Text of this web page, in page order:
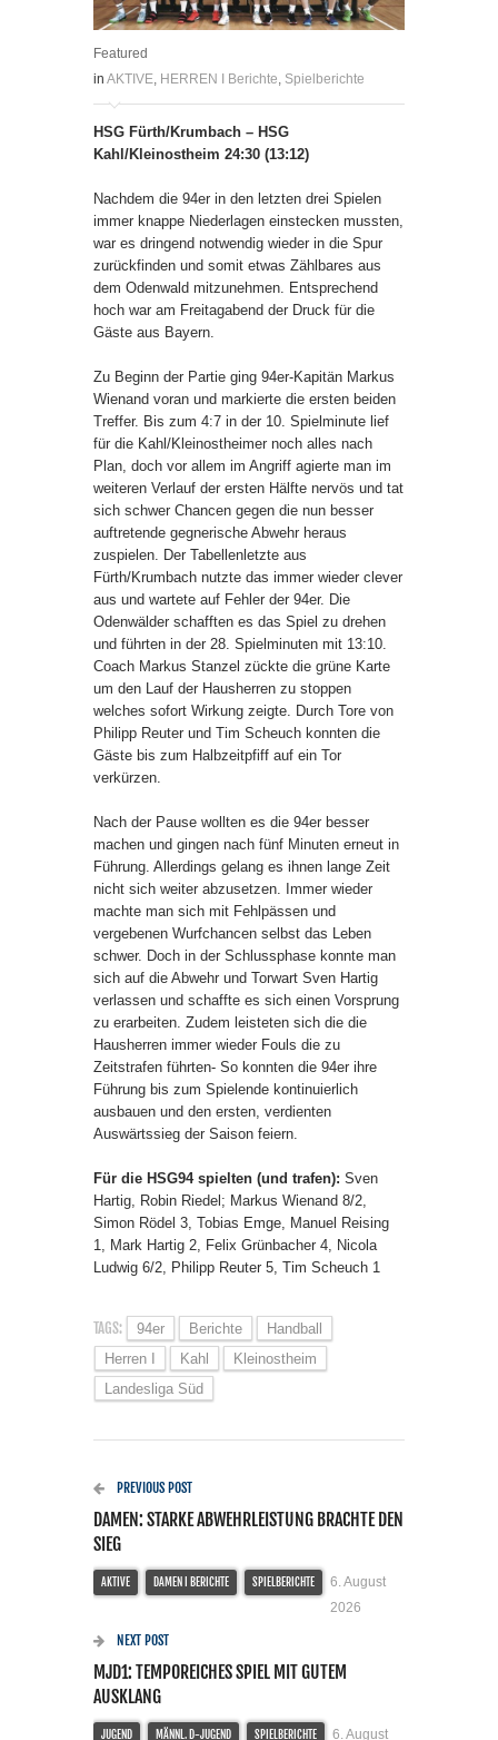
Featured
in AKTIVE HERREN I Berichte Spielberichte
HSG Fürth/Krumbach – HSG
Kahl/Kleinostheim 24:30 (13:12)
Nachdem die 94er in den letzten drei Spielen
immer knappe Niederlagen einstecken mussten,
war es dringend notwendig wieder in die Spur
zurückfinden und somit etwas Zählbares aus
dem Odenwald mitzunehmen. Entsprechend
hoch war am Freitagabend der Druck für die
Gäste aus Bayern.
Zu Beginn der Partie ging 94er-Kapitän Markus
Wienand voran und markierte die ersten beiden
Treffer. Bis zum 4:7 in der 10. Spielminute lief
für die Kahl/Kleinostheimer noch alles nach
Plan, doch vor allem im Angriff agierte man im
weiteren Verlauf der ersten Hälfte nervös und tat
sich schwer Chancen gegen die nun besser
auftretende gegnerische Abwehr heraus
zuspielen. Der Tabellenletzte aus
Fürth/Krumbach nutzte das immer wieder clever
aus und wartete auf Fehler der 94er. Die
Odenwälder schafften es das Spiel zu drehen
und führten in der 28. Spielminuten mit 13:10.
Coach Markus Stanzel zückte die grüne Karte
um den Lauf der Hausherren zu stoppen
welches sofort Wirkung zeigte. Durch Tore von
Philipp Reuter und Tim Scheuch konnten die
Gäste bis zum Halbzeitpfiff auf ein Tor
verkürzen.
Nach der Pause wollten es die 94er besser
machen und gingen nach fünf Minuten erneut in
Führung. Allerdings gelang es ihnen lange Zeit
nicht sich weiter abzusetzen. Immer wieder
machte man sich mit Fehlpässen und
vergebenen Wurfchancen selbst das Leben
schwer. Doch in der Schlussphase konnte man
sich auf die Abwehr und Torwart Sven Hartig
verlassen und schaffte es sich einen Vorsprung
zu erarbeiten. Zudem leisteten sich die die
Hausherren immer wieder Fouls die zu
Zeitstrafen führten- So konnten die 94er ihre
Führung bis zum Spielende kontinuierlich
ausbauen und den ersten, verdienten
Auswärtssieg der Saison feiern.
Für die HSG94 spielten (und trafen): Sven
Hartig, Robin Riedel; Markus Wienand 8/2,
Simon Rödel 3, Tobias Emge, Manuel Reising
1, Mark Hartig 2, Felix Grünbacher 4, Nicola
Ludwig 6/2, Philipp Reuter 5, Tim Scheuch 1
TAGS: 94er Berichte
Handball
Herren I
Kahl
Kleinostheim
Landesliga Süd
PREVIOUS POST
DAMEN: STARKE ABWEHRLEISTUNG BRACHTE DEN
SIEG
AKTIVE DAMEN I BERICHTE SPIELBERICHTE
6. August
2026
NEXT POST
MJD1: TEMPOREICHES SPIEL MIT GUTEM
AUSKLANG
JUGEND MÄNNL. D-JUGEND SPIELBERICHTE 6. August